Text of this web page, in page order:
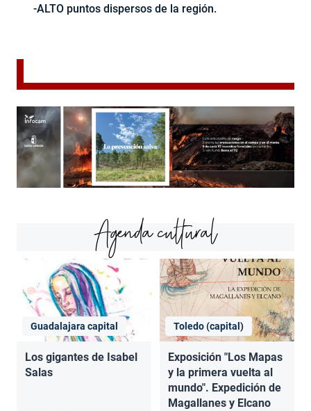
-ALTO puntos dispersos de la región.
Agenda cultural
Guadalajara capital
Los gigantes de Isabel
Salas
Toledo (capital)
Exposición "Los Mapas
y la primera vuelta al
mundo". Expedición de
Magallanes y Elcano